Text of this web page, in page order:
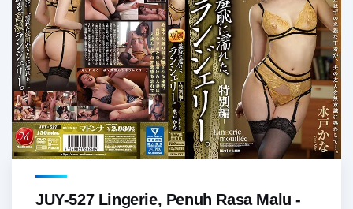
JUY-527 Lingerie, Penuh Rasa Malu -